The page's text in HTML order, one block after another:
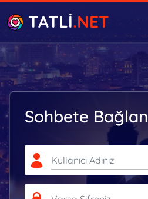
TATLİ.NET
Sohbete Bağlan